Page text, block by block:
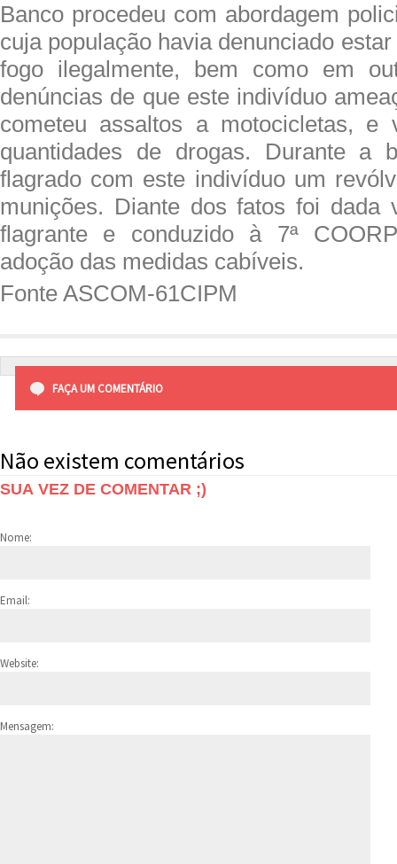
Banco procedeu com abordagem
cuja população havia denunciado
fogo ilegalmente, bem como em
denúncias de que este indivíduo
cometeu assaltos a motocicletas, e
quantidades de drogas. Durante a
flagrado com este indivíduo um
munições. Diante dos fatos foi dada
flagrante e conduzido à 7ª
adoção das medidas cabíveis.
Fonte ASCOM-61CIPM
FAÇA UM COMENTÁRIO
Não existem comentários
SUA VEZ DE COMENTAR ;)
Nome:
Email:
Website:
Mensagem: